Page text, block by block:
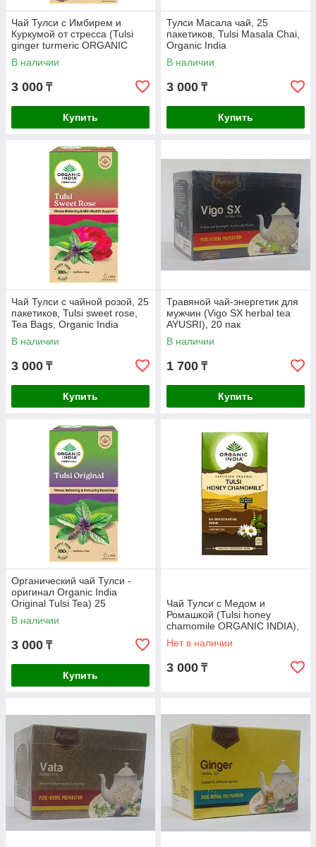
Чай Тулси с Имбирем и
Куркумой от стресса (Tulsi
ginger turmeric ORGANIC
INDIA), 25 пак.
В наличии
3 000 ₸
Купить
Тулси Масала чай, 25
пакетиков, Tulsi Masala Chai,
Organic India
В наличии
3 000 ₸
Купить
Чай Тулси с чайной розой, 25
пакетиков, Tulsi sweet rose,
Tea Bags, Organic India
В наличии
3 000 ₸
Купить
Травяной чай-энергетик для
мужчин (Vigo SX herbal tea
AYUSRI), 20 пак
В наличии
1 700 ₸
Купить
Органический чай Тулси -
оригинал Organic India
Original Tulsi Tea) 25
пакетиков
В наличии
3 000 ₸
Купить
Чай Тулси с Медом и
Ромашкой (Tulsi honey
chamomile ORGANIC INDIA),
25 пакетиков
Нет в наличии
3 000 ₸